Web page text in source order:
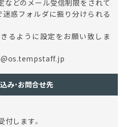
などのメール受信制限をされて
迷惑フォルダに振り分けられる
るように設定をお願い致しま
み・お問合せ先
付します。